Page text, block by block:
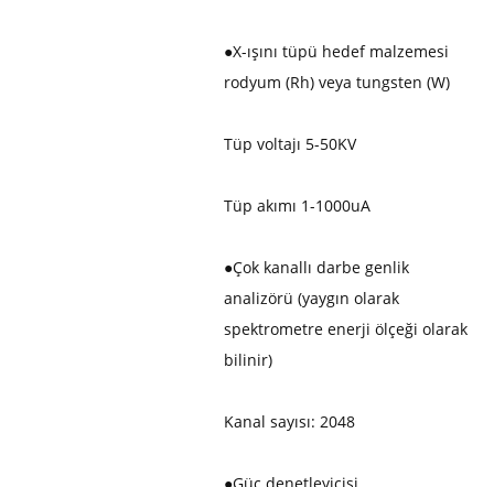
●X-ışını tüpü hedef malzemesi
rodyum (Rh) veya tungsten (W)
Tüp voltajı 5-50KV
Tüp akımı 1-1000uA
●Çok kanallı darbe genlik
analizörü (yaygın olarak
spektrometre enerji ölçeği olarak
bilinir)
Kanal sayısı: 2048